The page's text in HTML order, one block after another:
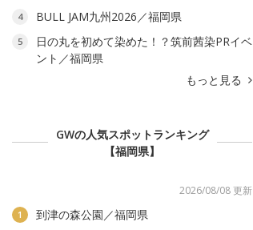
4 BULL JAM九州2026／福岡県
5
日の丸を初めて染めた！？筑前茜染PRイベ
ント／福岡県
もっと見る
GWの人気スポットランキング
【福岡県】
2026/08/08 更新
1 到津の森公園／福岡県